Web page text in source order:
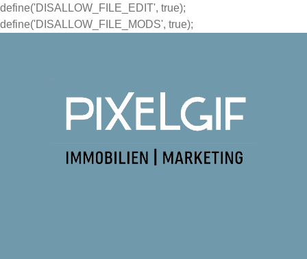
define('DISALLOW_FILE_EDIT', true);
define('DISALLOW_FILE_MODS', true);